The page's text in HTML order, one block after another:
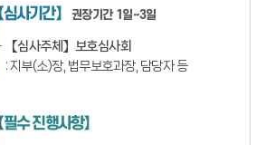
【심사기간】 권장기간 1일~3일
【심사주체】보호심사회
: 지부(소)장, 법무보호과장, 담당자 등
【필수 진행사항】